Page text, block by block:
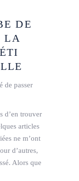
DE
LA
de passer
d’en trouver
articles
ne m’ont
d’autres,
Alors que